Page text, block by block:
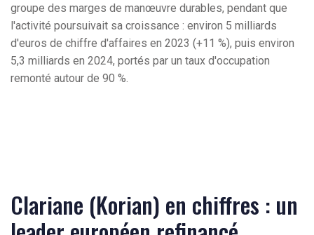
groupe des marges de manœuvre durables, pendant que
l'activité poursuivait sa croissance : environ 5 milliards
d'euros de chiffre d'affaires en 2023 (+11 %), puis environ
5,3 milliards en 2024, portés par un taux d'occupation
remonté autour de 90 %.
Clariane (Korian) en chiffres : un